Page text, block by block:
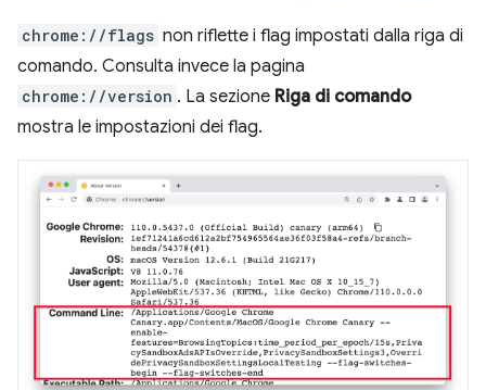
chrome://flags non riflette i flag impostati dalla riga di
comando. Consulta invece la pagina
chrome://version . La sezione Riga di comando
mostra le impostazioni dei flag.